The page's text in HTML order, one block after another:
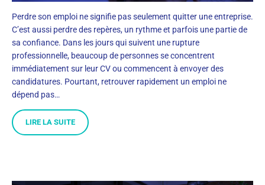
Perdre son emploi ne signifie pas seulement quitter une entreprise.
C’est aussi perdre des repères, un rythme et parfois une partie de
sa confiance. Dans les jours qui suivent une rupture
professionnelle, beaucoup de personnes se concentrent
immédiatement sur leur CV ou commencent à envoyer des
candidatures. Pourtant, retrouver rapidement un emploi ne
dépend pas…
LIRE LA SUITE